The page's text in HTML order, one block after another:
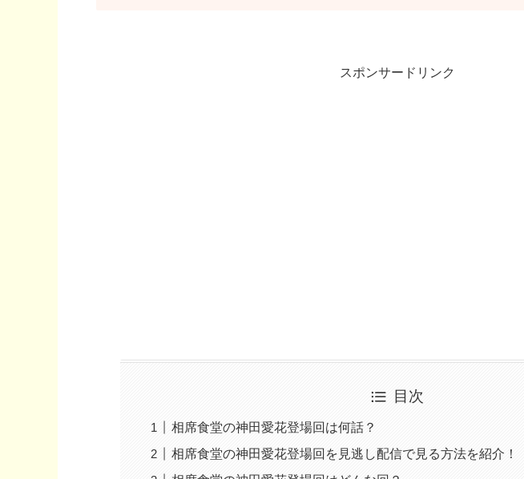
スポンサードリンク
目次
相席食堂の神田愛花登場回は何話？
相席食堂の神田愛花登場回を見逃し配信で見る方法を紹介！